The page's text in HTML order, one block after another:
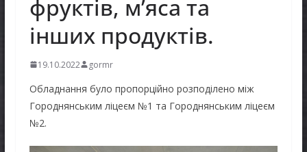
фруктів, м’яса та
інших продуктів.
19.10.2022 gormr
Обладнання було пропорційно розподілено між
Городнянським ліцеєм №1 та Городнянським ліцеєм
№2.